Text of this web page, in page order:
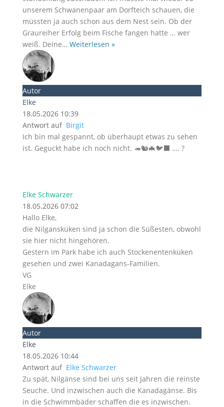
unserem Schwanenpaar am Dorfteich schauen, die
müssten ja auch schon aus dem Nest sein. Ob der
Graureiher Erfolg beim Fische fangen hatte … wer
weiß. Deine… Weiterlesen »
Autor
Elke
18.05.2026 10:39
Antwort auf Birgit
Ich bin mal gespannt, ob überhaupt etwas zu sehen
ist. Geguckt habe ich noch nicht. 🦔🐿️🦇🐦‍⬛ …. ?
Elke Schwarzer
18.05.2026 07:02
Hallo Elke,
die Nilgansküken sind ja schon die Süßesten, obwohl
sie hier nicht hingehören.
Gestern im Park habe ich auch Stockenentenküken
gesehen und zwei Kanadagans-Familien.
VG
Elke
Autor
Elke
18.05.2026 10:44
Antwort auf Elke Schwarzer
Zu spät, Nilgänse sind bei uns seit Jahren die reinste
Seuche. Und inzwischen auch die Kanadagänse. Bis
in die Schwimmbäder schaffen die es inzwischen.